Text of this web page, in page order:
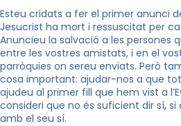
Esteu cridats a fer el primer anunci
Jesucrist ha mort i ressuscitat per
Anuncieu la salvació a les persones
entre les vostres amistats, i en el
parròquies on sereu enviats. Però
cosa important: ajudar-nos a que
ajudeu al primer fill que hem vist a
consideri que no és suficient dir sí,
amb el seu sí.